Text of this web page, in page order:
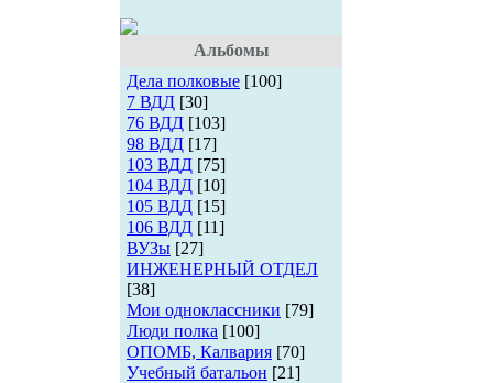
Альбомы
Дела полковые [100]
7 ВДД [30]
76 ВДД [103]
98 ВДД [17]
103 ВДД [75]
104 ВДД [10]
105 ВДД [15]
106 ВДД [11]
ВУЗы [27]
ИНЖЕНЕРНЫЙ ОТДЕЛ
[38]
Мои одноклассники [79]
Люди полка [100]
ОПОМБ, Калвария [70]
Учебный батальон [21]